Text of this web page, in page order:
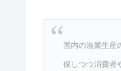
国内の漁業生産
保しつつ消費者